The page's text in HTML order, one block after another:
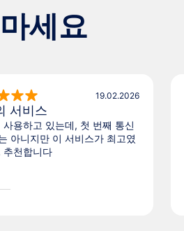
세요
19.02.2026
서비스
사용하고 있는데, 첫 번째 통신
아니지만 이 서비스가 최고였
추천합니다